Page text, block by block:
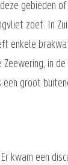
gebieden
zoet. In
enkele
in
een groot
kwam een